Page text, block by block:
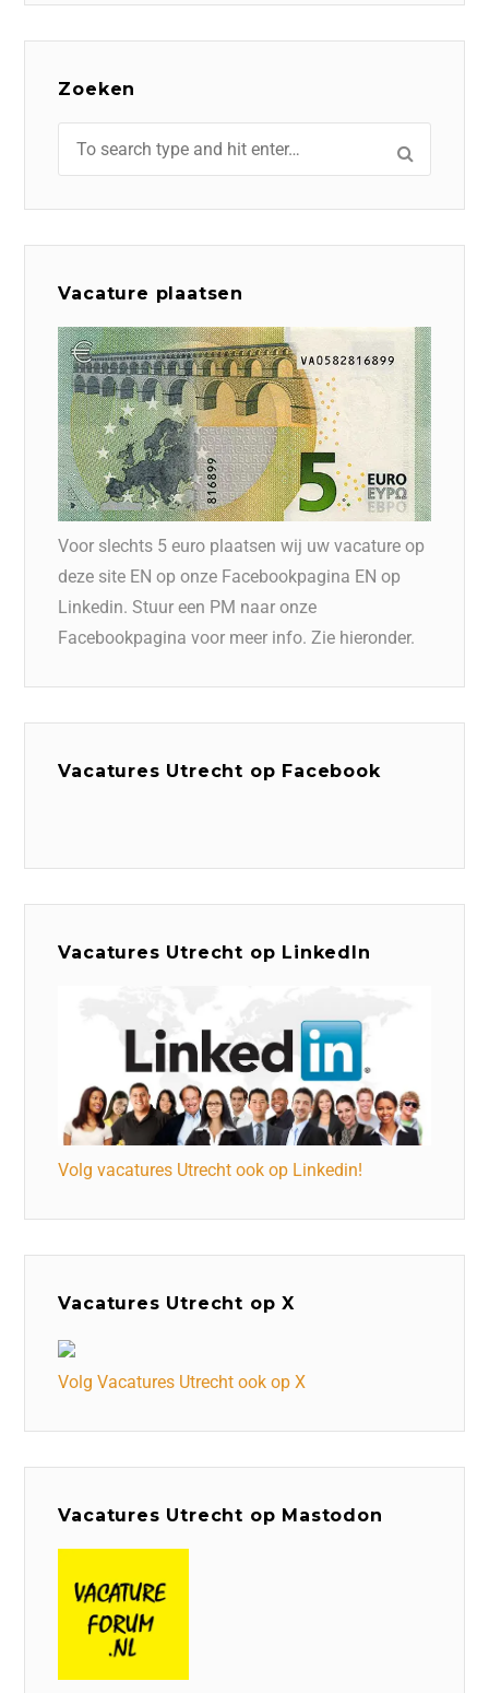
Zoeken
Vacature plaatsen
Voor slechts 5 euro plaatsen wij uw vacature op
deze site EN op onze Facebookpagina EN op
Linkedin. Stuur een PM naar onze
Facebookpagina voor meer info. Zie hieronder.
Vacatures Utrecht op Facebook
Vacatures Utrecht op LinkedIn
Volg vacatures Utrecht ook op Linkedin!
Vacatures Utrecht op X
Volg Vacatures Utrecht ook op X
Vacatures Utrecht op Mastodon